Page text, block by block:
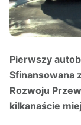
Pierwszy
Sfinansowana
Rozwoju
kilkanaście